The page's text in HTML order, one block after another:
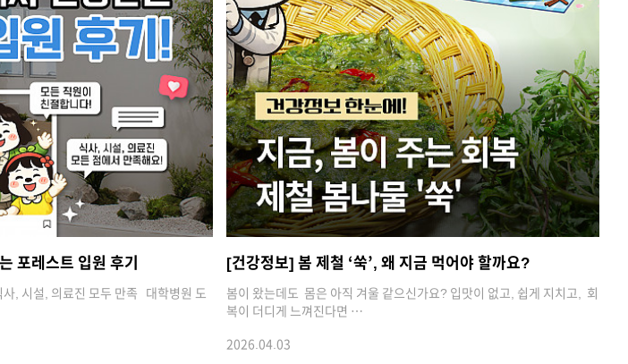
포레스트 입원 후기
, 시설, 의료진 모두 만족 대학병원 도
[건강정보] 봄 제철 ‘쑥’, 왜 지금 먹어야 할까요?
봄이 왔는데도 몸은 아직 겨울 같으신가요? 입맛이 없고, 쉽게 지치고, 회
복이 더디게 느껴진다면 …
2026.04.03